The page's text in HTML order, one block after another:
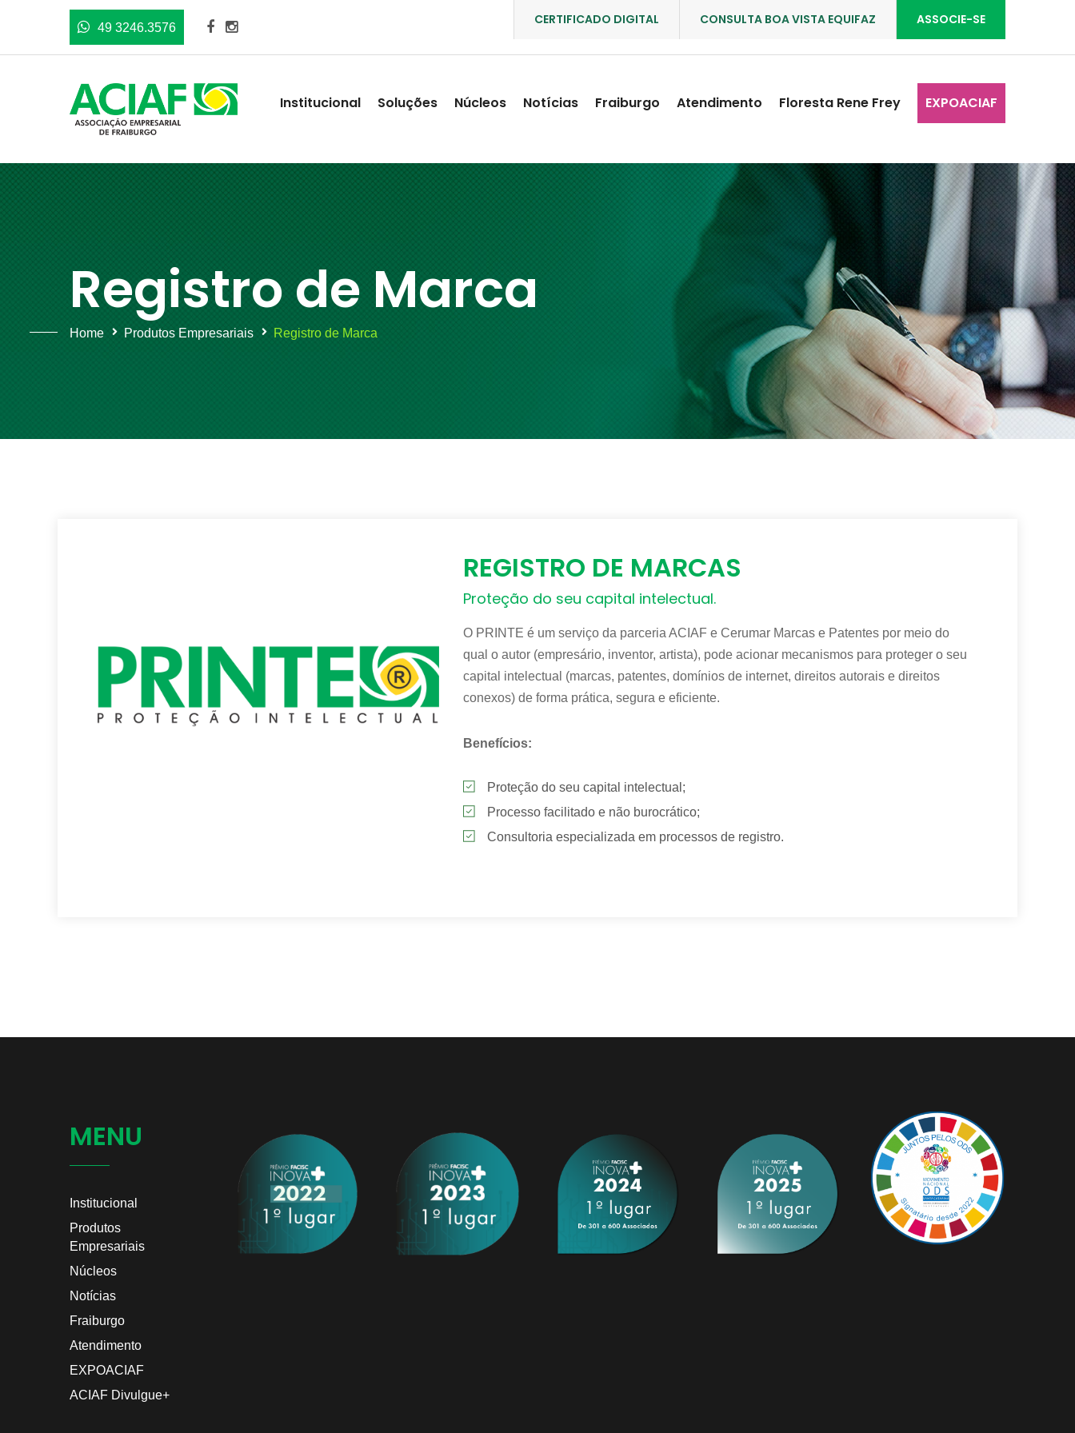
49 3246.3576
ASSOCIE-SE
CONSULTA BOA VISTA EQUIFAZ
CERTIFICADO DIGITAL
Institucional Soluções Núcleos Notícias Fraiburgo Atendimento Floresta Rene Frey EXPOACIAF
Registro de Marca
Home Produtos Empresariais Registro de Marca
REGISTRO DE MARCAS
Proteção do seu capital intelectual.
O PRINTE é um serviço da parceria ACIAF e Cerumar Marcas e Patentes por meio do
qual o autor (empresário, inventor, artista), pode acionar mecanismos para proteger o seu
capital intelectual (marcas, patentes, domínios de internet, direitos autorais e direitos
conexos) de forma prática, segura e eficiente.
Benefícios:
Proteção do seu capital intelectual;
Processo facilitado e não burocrático;
Consultoria especializada em processos de registro.
MENU
Institucional
Produtos
Empresariais
Núcleos
Notícias
Fraiburgo
Atendimento
EXPOACIAF
ACIAF Divulgue+